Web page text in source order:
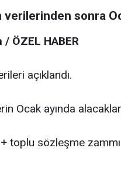
verilerinden sonra
ÖZEL HABER
açıklandı.
Ocak ayında
toplu sözleşme